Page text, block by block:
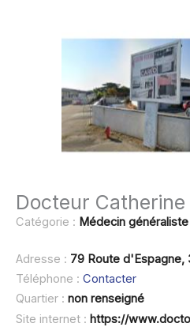
Docteur
Catégorie : Médecin généraliste
Adresse : 79 Route d'Espagne,
Téléphone : Contacter
Quartier : non renseigné
Site internet : https://www.doctolib.fr/medecin-